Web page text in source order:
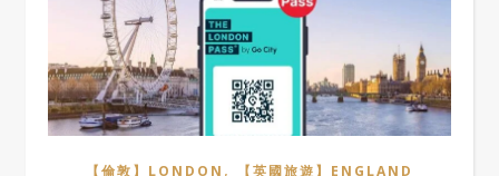
【倫敦】LONDON , 【英國旅遊】ENGLAND